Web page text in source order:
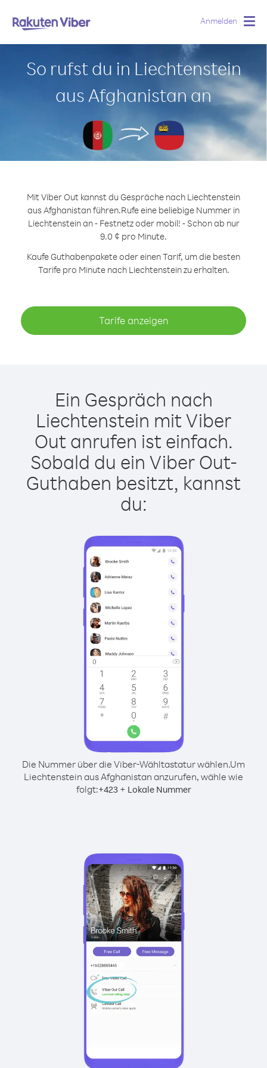
Anmelden
So rufst du in Liechtenstein
aus Afghanistan an
Mit Viber Out kannst du Gespräche nach Liechtenstein
aus Afghanistan führen.Rufe eine beliebige Nummer in
Liechtenstein an - Festnetz oder mobil! - Schon ab nur
9.0 ¢ pro Minute.
Kaufe Guthabenpakete oder einen Tarif, um die besten
Tarife pro Minute nach Liechtenstein zu erhalten.
Tarife anzeigen
Ein Gespräch nach
Liechtenstein mit Viber
Out anrufen ist einfach.
Sobald du ein Viber Out-
Guthaben besitzt, kannst
du:
Die Nummer über die Viber-Wähltastatur wählen.Um
Liechtenstein aus Afghanistan anzurufen, wähle wie
folgt:+423+ Lokale Nummer